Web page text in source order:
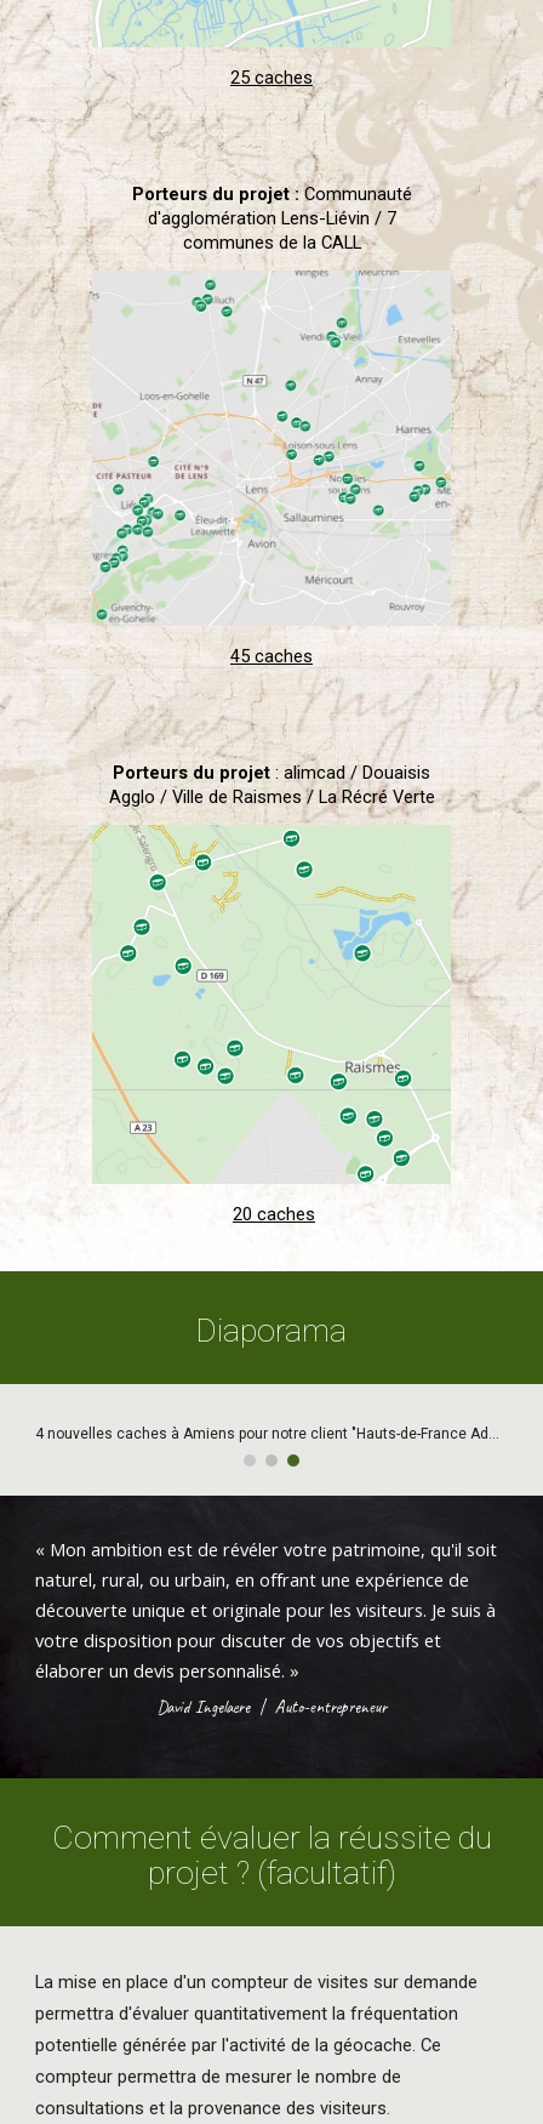
25 caches
Porteurs du projet : Communauté
d'agglomération Lens-Liévin / 7
communes de la CALL
45 caches
Porteurs du projet : alimcad / Douaisis
Agglo / Ville de Raismes / La Récré Verte
20 caches
Diaporama
4 nouvelles caches à Amiens pour notre client "Hauts-de-France Addictions".
« Mon ambition est de révéler votre patrimoine, qu'il soit
naturel, rural, ou urbain, en offrant une expérience de
découverte unique et originale pour les visiteurs. Je suis à
votre disposition pour discuter de vos objectifs et
élaborer un devis personnalisé. »
David Ingelaere| Auto-entrepreneur
Comment évaluer la réussite du
projet ? (facultatif)
La mise en place d'un compteur de visites sur demande
permettra d'évaluer quantitativement la fréquentation
potentielle générée par l'activité de la géocache. Ce
compteur permettra de mesurer le nombre de
consultations et la provenance des visiteurs.